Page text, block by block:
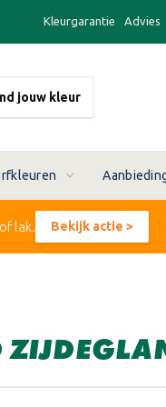
Kleurgarantie Advies
jouw kleur
lak. Bekijk actie >